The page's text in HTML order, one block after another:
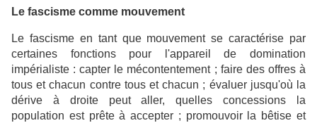
Le fascisme comme mouvement
Le fascisme en tant que mouvement se caractérise par
certaines fonctions pour l'appareil de domination
impérialiste : capter le mécontentement ; faire des offres à
tous et chacun contre tous et chacun ; évaluer jusqu'où la
dérive à droite peut aller, quelles concessions la
population est prête à accepter ; promouvoir la bêtise et